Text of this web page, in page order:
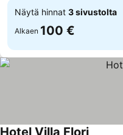
Näytä hinnat 3 sivustolta
Alkaen 100 €
Hotel Villa Flori